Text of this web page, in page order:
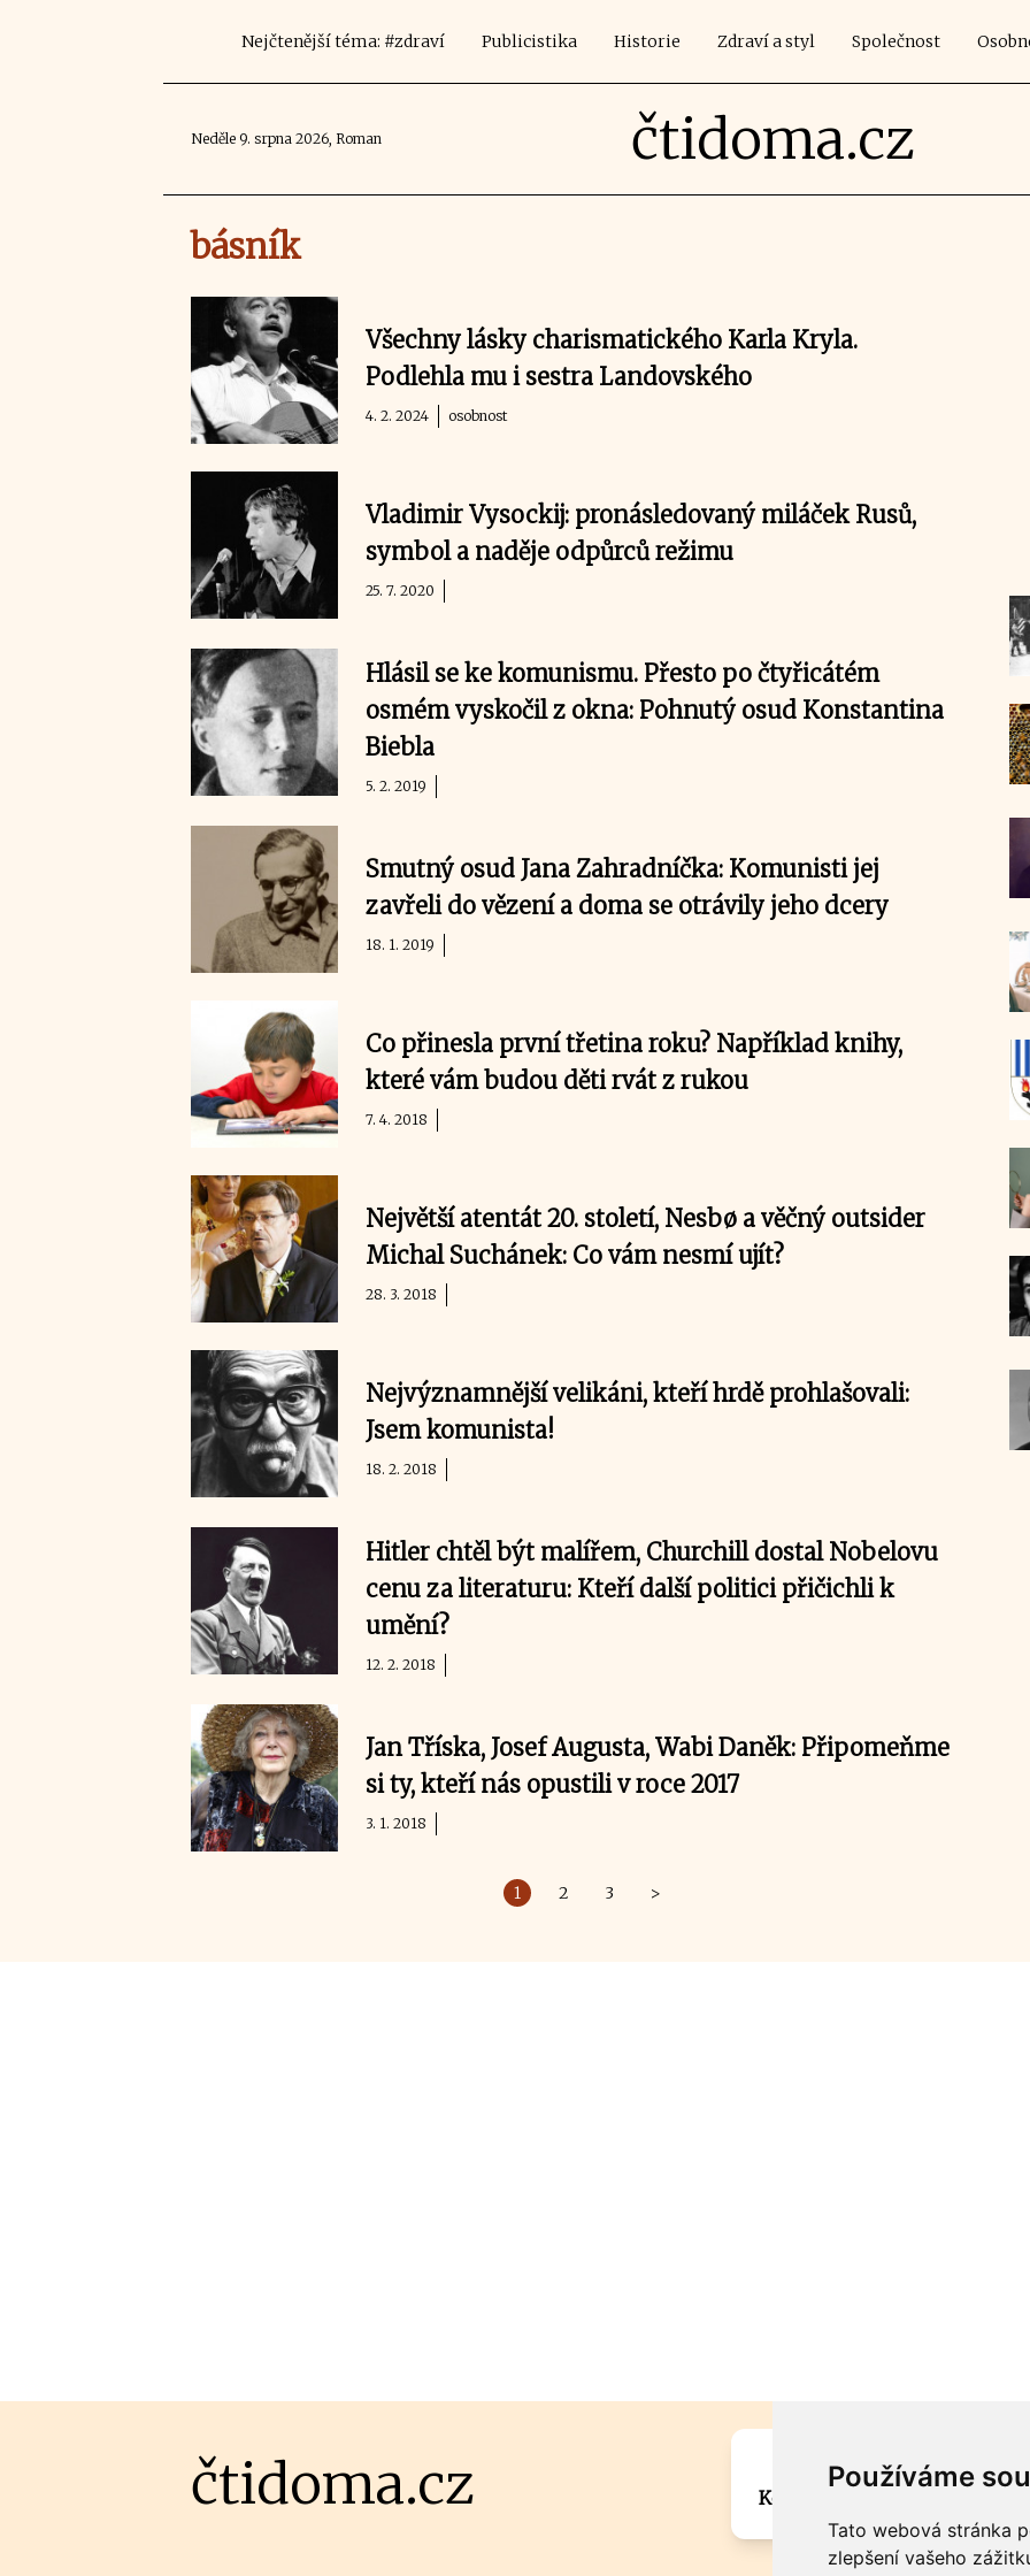
Používáme
Tato webová stránka
zlepšení vašeho
Nejčtenější téma: #zdraví Publicistika Historie Zdraví a styl Společnost
Neděle 9. srpna 2026, Roman čtidoma.cz
básník
Všechny lásky charismatického Karla Kryla.
Podlehla mu i sestra Landovského
4. 2. 2024 osobnost
Vladimir Vysockij: pronásledovaný miláček Rusů,
symbol a naděje odpůrců režimu
25. 7. 2020
Hlásil se ke komunismu. Přesto po čtyřicátém
osmém vyskočil z okna: Pohnutý osud Konstantina
Biebla
5. 2. 2019
Smutný osud Jana Zahradníčka: Komunisti jej
zavřeli do vězení a doma se otrávily jeho dcery
18. 1. 2019
Co přinesla první třetina roku? Například knihy,
které vám budou děti rvát z rukou
7. 4. 2018
Největší atentát 20. století, Nesbø a věčný outsider
Michal Suchánek: Co vám nesmí ujít?
28. 3. 2018
Nejvýznamnější velikáni, kteří hrdě prohlašovali:
Jsem komunista!
18. 2. 2018
Hitler chtěl být malířem, Churchill dostal Nobelovu
cenu za literaturu: Kteří další politici přičichli k
umění?
12. 2. 2018
Jan Tříska, Josef Augusta, Wabi Daněk: Připomeňme
si ty, kteří nás opustili v roce 2017
3. 1. 2018
1 2 3 >
čtidoma.cz
Máte zajímavou
Kontaktujte šéfredaktora